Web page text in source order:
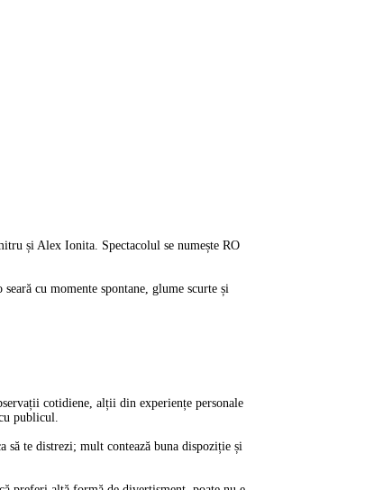
și Alex Ionita. Spectacolul se numește RO
cu momente spontane, glume scurte și
cotidiene, alții din experiențe personale
publicul.
să te distrezi; mult contează buna dispoziție și